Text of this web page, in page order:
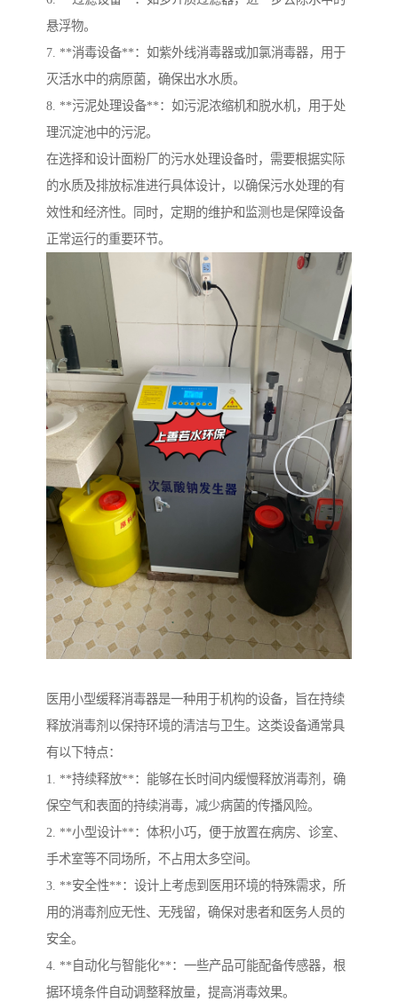
悬浮物。
7. **消毒设备**：如紫外线消毒器或加氯消毒器，用于
灭活水中的病原菌，确保出水水质。
8. **污泥处理设备**：如污泥浓缩机和脱水机，用于处
理沉淀池中的污泥。
在选择和设计面粉厂的污水处理设备时，需要根据实际
的水质及排放标准进行具体设计，以确保污水处理的有
效性和经济性。同时，定期的维护和监测也是保障设备
正常运行的重要环节。
医用小型缓释消毒器是一种用于机构的设备，旨在持续
释放消毒剂以保持环境的清洁与卫生。这类设备通常具
有以下特点：
1. **持续释放**：能够在长时间内缓慢释放消毒剂，确
保空气和表面的持续消毒，减少病菌的传播风险。
2. **小型设计**：体积小巧，便于放置在病房、诊室、
手术室等不同场所，不占用太多空间。
3. **安全性**：设计上考虑到医用环境的特殊需求，所
用的消毒剂应无性、无残留，确保对患者和医务人员的
安全。
4. **自动化与智能化**：一些产品可能配备传感器，根
据环境条件自动调整释放量，提高消毒效果。